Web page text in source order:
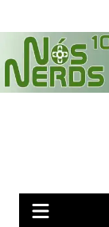
para
conteúdo